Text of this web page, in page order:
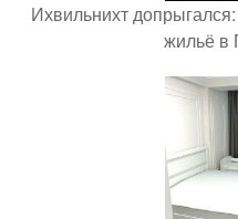
Ихвильнихт
жильё в